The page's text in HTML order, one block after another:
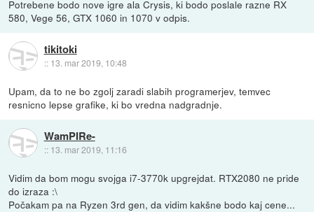
Potrebene bodo nove igre ala Crysis, ki bodo poslale razne RX
580, Vege 56, GTX 1060 in 1070 v odpis.
tikitoki
:: 13. mar 2019, 10:48
Upam, da to ne bo zgolj zaradi slabih programerjev, temvec
resnicno lepse grafike, ki bo vredna nadgradnje.
WamPIRe-
:: 13. mar 2019, 11:16
Vidim da bom mogu svojga i7-3770k upgrejdat. RTX2080 ne pride
do izraza :\
Počakam pa na Ryzen 3rd gen, da vidim kakšne bodo kaj cene...